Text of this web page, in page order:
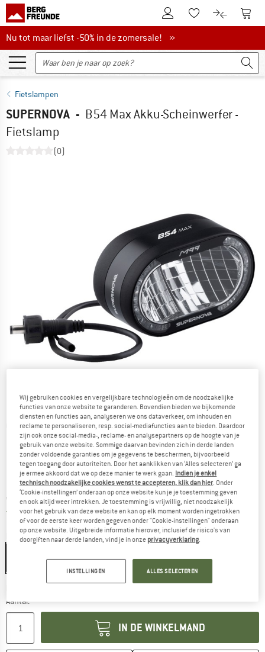
De klantenaccount
Naar deNaar de
Nu tot maar liefst -50% in de zomersale!
Nu tot maar liefst -50% in de zomersale! »
Fietslampen
SUPERNOVA - B54 Max Akku-Scheinwerfer -
Fietslamp
(0)
Gedetailleerde foto's
Prijs:
€ 898,95 incl. BTW
Gratis verzending(NL)Nederland. Informatie over de
Kleur:Black
Aantal:
IN DE WINKELMAND
Wij gebruiken cookies en vergelijkbare technologieën om de noodzakelijke
functies van onze website te garanderen. Bovendien bieden we bijkomende
diensten en functies aan, analyseren we ons dataverkeer, om inhouden en
reclame te personaliseren, resp. social-mediafuncties aan te bieden. Daardoor
zijn ook onze social-media-, reclame- en analysepartners op de hoogte van je
gebruik van onze website. Sommige daarvan bevinden zich in derde landen
zonder voldoende garanties om je gegevens te beschermen, bijvoorbeeld
tegen toegang door autoriteiten. Door het aanklikken van ‘Alles selecteren’ ga
je ermee akkoord dat we op deze manier te werk gaan. Indien je enkel
technisch noodzakelijke cookies wenst te accepteren, klik dan hier . Onder
‘Cookie-instellingen’ onderaan op onze website kun je je toestemming geven
en ook altijd weer intrekken. Je toestemming is vrijwillig, niet noodzakelijk
voor het gebruik van deze website en kan op elk moment worden ingetrokken
of voor de eerste keer worden gegeven onder "Cookie-instellingen" onderaan
op onze website. Uitgebreide informatie hierover, inclusief de risico's van
doorgiften naar derde landen, vind je in onze privacyverklaring
INSTELLINGEN ALLES SELECTEREN